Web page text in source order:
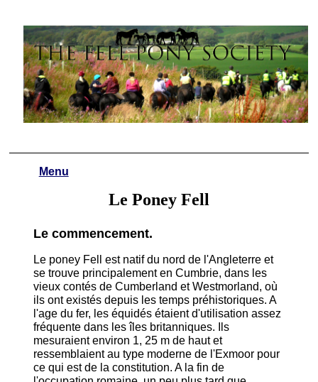
Menu
Le Poney Fell
Le commencement.
Le poney Fell est natif du nord de l'Angleterre et
se trouve principalement en Cumbrie, dans les
vieux contés de Cumberland et Westmorland, où
ils ont existés depuis les temps préhistoriques. A
l'age du fer, les équidés étaient d'utilisation assez
fréquente dans les îles britanniques. Ils
mesuraient environ 1, 25 m de haut et
ressemblaient au type moderne de l'Exmoor pour
ce qui est de la constitution. A la fin de